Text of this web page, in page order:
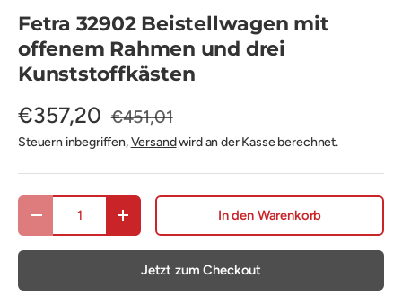
Fetra 32902 Beistellwagen mit
offenem Rahmen und drei
Kunststoffkästen
€357,20 €451,01
Steuern inbegriffen,Versandwird an der Kasse berechnet.
Anzahl
Menge verringernMenge erhöhen In den Warenkorb
Jetzt zum Checkout